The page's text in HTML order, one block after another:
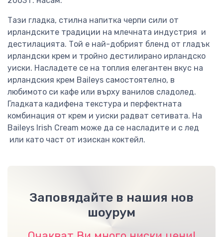
Тази гладка, стилна напитка черпи сили от
ирландските традиции на млечната индустрия и
дестилацията. Той е най-добрият бленд от гладък
ирландски крем и тройно дестилирано ирландско
уиски. Насладете се на топлия елегантен вкус на
ирландския крем Baileys самостоятелно, в
любимото си кафе или върху ванилов сладолед.
Гладката кадифена текстура и перфектната
комбинация от крем и уиски радват сетивата. На
Baileys Irish Cream може да се насладите и с лед
или като част от изискан коктейл.
Заповядайте в нашия нов
шоурум